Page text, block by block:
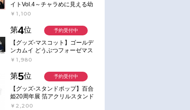
イトVol.4～チャラめに見える幼
馴染、実は一途で独占欲が強いん
￥1,100
第4位
【グッズ-マスコット】ゴールデ
ンカムイ どうぶつフォーゼマス
コット 5.月島軍曹【再販】
￥1,980
予約受付中
第5位
【グッズ-スタンドポップ】百合
姫20周年展 箔アクリルスタンド
E：あおのなち
￥2,200
予約受付中